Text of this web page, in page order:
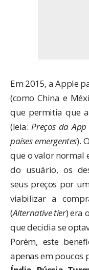
Em 2015, a Apple
(como China e
que permitia que
(leia:Preços da
países emergentes).
que o valor normal
do usuário, os
seus preços por
viabilizar a
(Alternative tier) era
que decidia se
Porém, este
apenas em poucos